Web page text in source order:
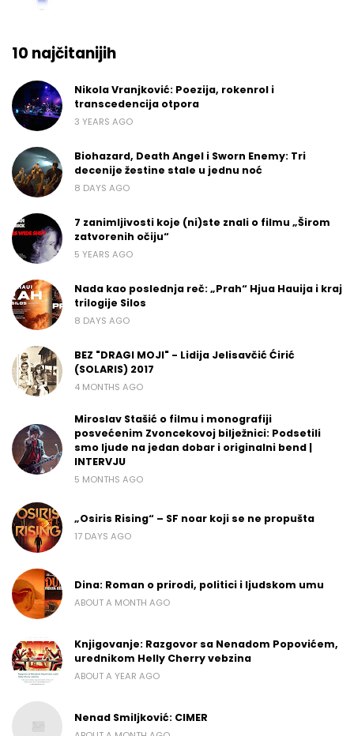
10 najčitanijih
Nikola Vranjković: Poezija, rokenrol i
transcedencija otpora
3 YEARS AGO
Biohazard, Death Angel i Sworn Enemy: Tri
decenije žestine stale u jednu noć
8 DAYS AGO
7 zanimljivosti koje (ni)ste znali o filmu „Širom
zatvorenih očiju“
5 YEARS AGO
Nada kao poslednja reč: „Prah“ Hjua Hauija i kraj
trilogije Silos
8 DAYS AGO
BEZ "DRAGI MOJI" - Lidija Jelisavčić Ćirić
(SOLARIS) 2017
4 MONTHS AGO
Miroslav Stašić o filmu i monografiji
posvećenim Zvoncekovoj bilježnici: Podsetili
smo ljude na jedan dobar i originalni bend |
INTERVJU
5 MONTHS AGO
„Osiris Rising“ – SF noar koji se ne propušta
17 DAYS AGO
Dina: Roman o prirodi, politici i ljudskom umu
ABOUT A MONTH AGO
Knjigovanje: Razgovor sa Nenadom Popovićem,
urednikom Helly Cherry vebzina
ABOUT A YEAR AGO
Nenad Smiljković: CIMER